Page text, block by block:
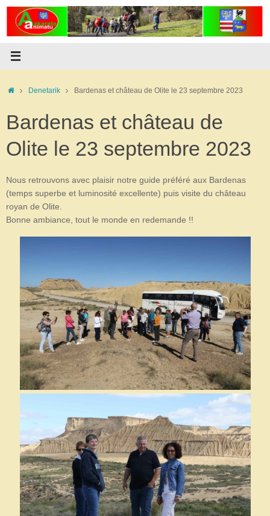
Passer
contenu
AccueilDenetarik Bardenas et château de Olite le 23 septembre 2023
Bardenas et château de
Olite le 23 septembre 2023
Nous retrouvons avec plaisir notre guide préféré aux Bardenas
(temps superbe et luminosité excellente) puis visite du château
royan de Olite.
Bonne ambiance, tout le monde en redemande !!